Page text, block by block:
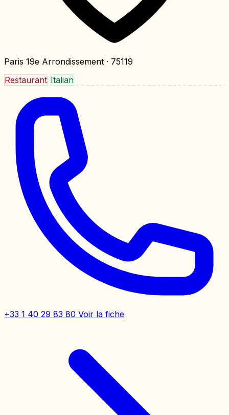
Paris 19e Arrondissement · 75119
Restaurant Italian
+33 1 40 29 83 80 Voir la fiche